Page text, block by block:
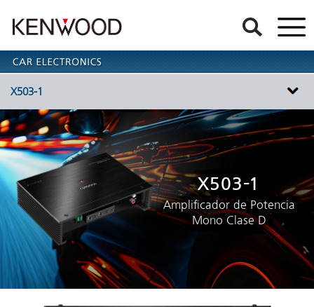
X503-1
X503-1
Amplificador de Potencia
Mono Clase D